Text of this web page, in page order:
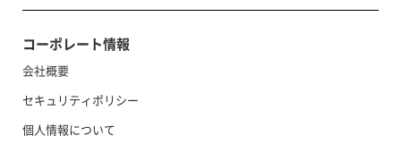
コーポレート情報
会社概要
セキュリティポリシー
個人情報について